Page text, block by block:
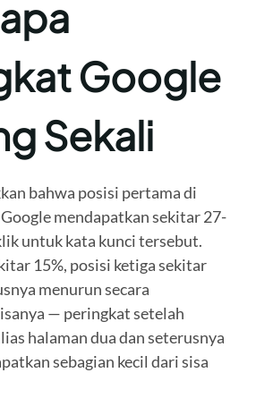
Google
Sekali
bahwa posisi pertama di
mendapatkan sekitar 27-
untuk kata kunci tersebut.
15%, posisi ketiga sekitar
menurun secara
— peringkat setelah
halaman dua dan seterusnya
sebagian kecil dari sisa